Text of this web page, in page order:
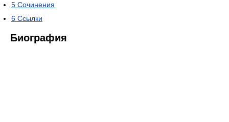
5 Сочинения
6 Ссылки
Биография